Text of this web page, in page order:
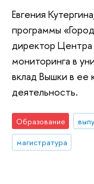
Евгения
программы
директор Центра
мониторинга в
вклад Вышки в ее
деятельность.
Образование
магистратура